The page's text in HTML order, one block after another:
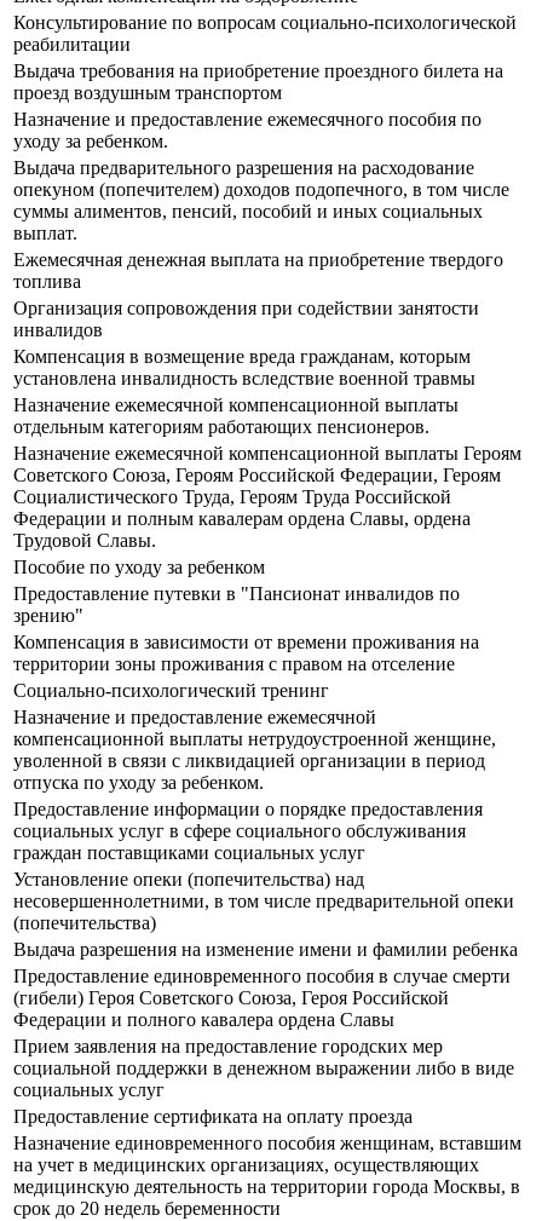
Консультирование по вопросам социально-психологической
реабилитации
Выдача требования на приобретение проездного билета на
проезд воздушным транспортом
Назначение и предоставление ежемесячного пособия по
уходу за ребенком.
Выдача предварительного разрешения на расходование
опекуном (попечителем) доходов подопечного, в том числе
суммы алиментов, пенсий, пособий и иных социальных
выплат.
Ежемесячная денежная выплата на приобретение твердого
топлива
Организация сопровождения при содействии занятости
инвалидов
Компенсация в возмещение вреда гражданам, которым
установлена инвалидность вследствие военной травмы
Назначение ежемесячной компенсационной выплаты
отдельным категориям работающих пенсионеров.
Назначение ежемесячной компенсационной выплаты Героям
Советского Союза, Героям Российской Федерации, Героям
Социалистического Труда, Героям Труда Российской
Федерации и полным кавалерам ордена Славы, ордена
Трудовой Славы.
Пособие по уходу за ребенком
Предоставление путевки в "Пансионат инвалидов по
зрению"
Компенсация в зависимости от времени проживания на
территории зоны проживания с правом на отселение
Социально-психологический тренинг
Назначение и предоставление ежемесячной
компенсационной выплаты нетрудоустроенной женщине,
уволенной в связи с ликвидацией организации в период
отпуска по уходу за ребенком.
Предоставление информации о порядке предоставления
социальных услуг в сфере социального обслуживания
граждан поставщиками социальных услуг
Установление опеки (попечительства) над
несовершеннолетними, в том числе предварительной опеки
(попечительства)
Выдача разрешения на изменение имени и фамилии ребенка
Предоставление единовременного пособия в случае смерти
(гибели) Героя Советского Союза, Героя Российской
Федерации и полного кавалера ордена Славы
Прием заявления на предоставление городских мер
социальной поддержки в денежном выражении либо в виде
социальных услуг
Предоставление сертификата на оплату проезда
Назначение единовременного пособия женщинам, вставшим
на учет в медицинских организациях, осуществляющих
медицинскую деятельность на территории города Москвы, в
срок до 20 недель беременности